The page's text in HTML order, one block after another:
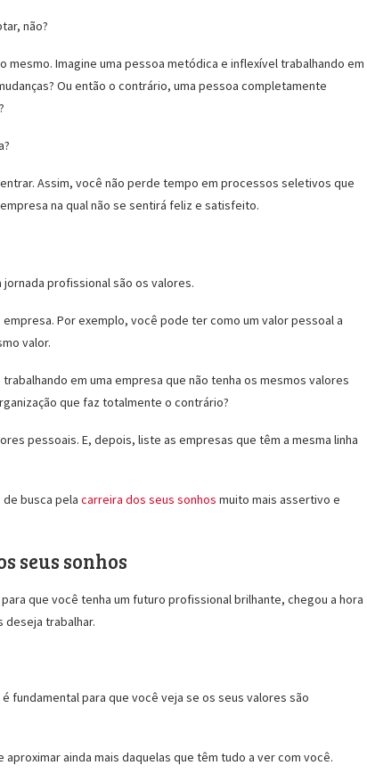
não?
Imagine uma pessoa metódica e inflexível trabalhando em
Ou então o contrário, uma pessoa completamente
Assim, você não perde tempo em processos seletivos que
na qual não se sentirá feliz e satisfeito.
profissional são os valores.
Por exemplo, você pode ter como um valor pessoal a
valor.
em uma empresa que não tenha os mesmos valores
que faz totalmente o contrário?
pessoais. E, depois, liste as empresas que têm a mesma linha
busca pela carreira dos seus sonhos muito mais assertivo e
seus sonhos
que você tenha um futuro profissional brilhante, chegou a hora
deseja trabalhar.
fundamental para que você veja se os seus valores são
ainda mais daquelas que têm tudo a ver com você.